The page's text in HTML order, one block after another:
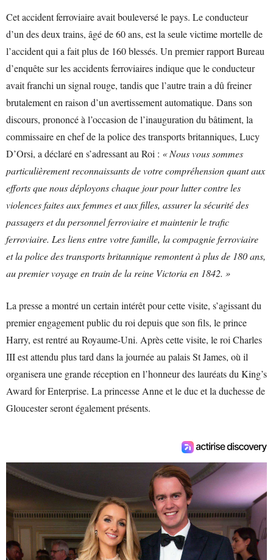
Cet accident ferroviaire avait bouleversé le pays. Le conducteur
d’un des deux trains, âgé de 60 ans, est la seule victime mortelle de
l’accident qui a fait plus de 160 blessés. Un premier rapport Bureau
d’enquête sur les accidents ferroviaires indique que le conducteur
avait franchi un signal rouge, tandis que l’autre train a dû freiner
brutalement en raison d’un avertissement automatique. Dans son
discours, prononcé à l’occasion de l’inauguration du bâtiment, la
commissaire en chef de la police des transports britanniques, Lucy
D’Orsi, a déclaré en s’adressant au Roi : « Nous vous sommes
particulièrement reconnaissants de votre compréhension quant aux
efforts que nous déployons chaque jour pour lutter contre les
violences faites aux femmes et aux filles, assurer la sécurité des
passagers et du personnel ferroviaire et maintenir le trafic
ferroviaire. Les liens entre votre famille, la compagnie ferroviaire
et la police des transports britannique remontent à plus de 180 ans,
au premier voyage en train de la reine Victoria en 1842. »
La presse a montré un certain intérêt pour cette visite, s’agissant du
premier engagement public du roi depuis que son fils, le prince
Harry, est rentré au Royaume-Uni. Après cette visite, le roi Charles
III est attendu plus tard dans la journée au palais St James, où il
organisera une grande réception en l’honneur des lauréats du King’s
Award for Enterprise. La princesse Anne et le duc et la duchesse de
Gloucester seront également présents.